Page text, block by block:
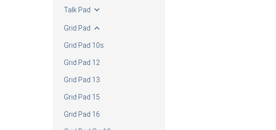
Talk Pad
Grid Pad
Grid Pad 10s
Grid Pad 12
Grid Pad 13
Grid Pad 15
Grid Pad 16